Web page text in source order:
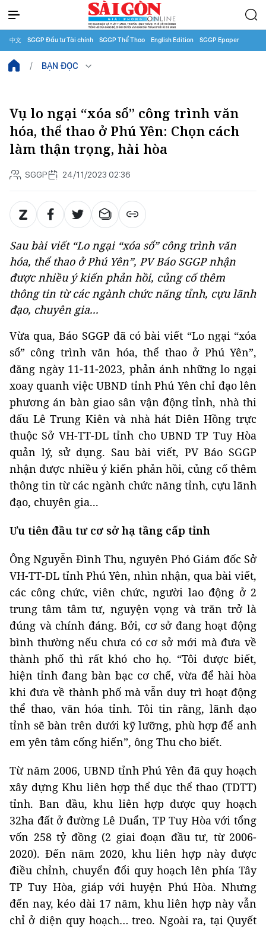
中文 SGGP Đầu tư Tài chính SGGP Thể Thao English Edition SGGP Epaper
BẠN ĐỌC
Vụ lo ngại “xóa sổ” công trình văn
hóa, thể thao ở Phú Yên: Chọn cách
làm thận trọng, hài hòa
SGGP 24/11/2023 02:36
Sau bài viết “Lo ngại “xóa sổ” công trình văn
hóa, thể thao ở Phú Yên”, PV Báo SGGP nhận
được nhiều ý kiến phản hồi, củng cố thêm
thông tin từ các ngành chức năng tỉnh, cựu lãnh
đạo, chuyên gia...
Vừa qua, Báo SGGP đã có bài viết “Lo ngại “xóa
sổ” công trình văn hóa, thể thao ở Phú Yên”,
đăng ngày 11-11-2023, phản ánh những lo ngại
xoay quanh việc UBND tỉnh Phú Yên chỉ đạo lên
phương án bàn giao sân vận động tỉnh, nhà thi
đấu Lê Trung Kiên và nhà hát Diên Hồng trực
thuộc Sở VH-TT-DL tỉnh cho UBND TP Tuy Hòa
quản lý, sử dụng. Sau bài viết, PV Báo SGGP
nhận được nhiều ý kiến phản hồi, củng cố thêm
thông tin từ các ngành chức năng tỉnh, cựu lãnh
đạo, chuyên gia...
Ưu tiên đầu tư cơ sở hạ tầng cấp tỉnh
Ông Nguyễn Đình Thu, nguyên Phó Giám đốc Sở
VH-TT-DL tỉnh Phú Yên, nhìn nhận, qua bài viết,
các công chức, viên chức, người lao động ở 2
trung tâm tâm tư, nguyện vọng và trăn trở là
đúng và chính đáng. Bởi, cơ sở đang hoạt động
bình thường nếu chưa có cơ sở mới mà đưa về
thành phố thì rất khó cho họ. “Tôi được biết,
hiện tỉnh đang bàn bạc cơ chế, vừa để hài hòa
khi đưa về thành phố mà vẫn duy trì hoạt động
thể thao, văn hóa tỉnh. Tôi tin rằng, lãnh đạo
tỉnh sẽ bàn trên dưới kỹ lưỡng, phù hợp để anh
em yên tâm cống hiến”, ông Thu cho biết.
Từ năm 2006, UBND tỉnh Phú Yên đã quy hoạch
xây dựng Khu liên hợp thể dục thể thao (TDTT)
tỉnh. Ban đầu, khu liên hợp được quy hoạch
32ha đất ở đường Lê Duẩn, TP Tuy Hòa với tổng
vốn 258 tỷ đồng (2 giai đoạn đầu tư, từ 2006-
2020). Đến năm 2020, khu liên hợp này được
điều chỉnh, chuyển đổi quy hoạch lên phía Tây
TP Tuy Hòa, giáp với huyện Phú Hòa. Nhưng
đến nay, kéo dài 17 năm, khu liên hợp này vẫn
chỉ ở diện quy hoạch… treo. Ngoài ra, tại Quyết